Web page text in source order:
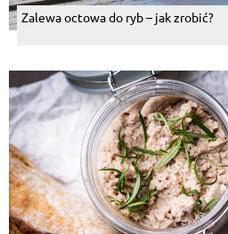
Zalewa octowa do ryb – jak zrobić?